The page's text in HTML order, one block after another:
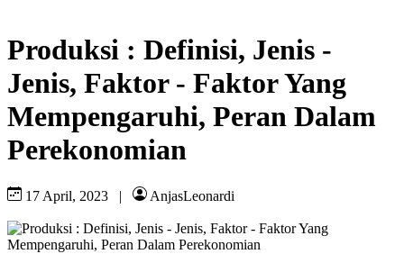
Produksi : Definisi, Jenis -
Jenis, Faktor - Faktor Yang
Mempengaruhi, Peran Dalam
Perekonomian
17 April, 2023 | AnjasLeonardi